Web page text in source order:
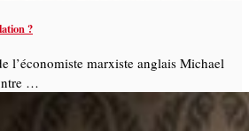
?
l’économiste marxiste anglais Michael
…